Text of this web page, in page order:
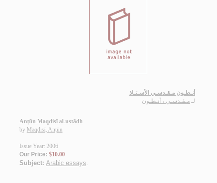
أنـطـون مـقـدسـي الأسـتـاذ
لـ مـقـدسـي ، أنـطـون
Anṭūn Maqdisī al-ustādh
by Maqdisī, Anṭūn
Issue Year: 2006
Our Price: $10.00
Subject: Arabic essays.